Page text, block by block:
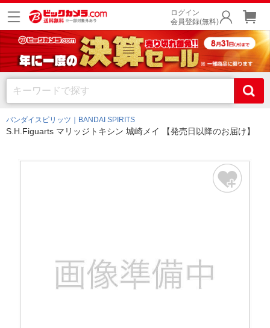
ログイン
会員登録(無料)
バンダイスピリッツ｜BANDAI SPIRITS
S.H.Figuarts マリッジトキシン 城崎メイ 【発売日以降のお届け】